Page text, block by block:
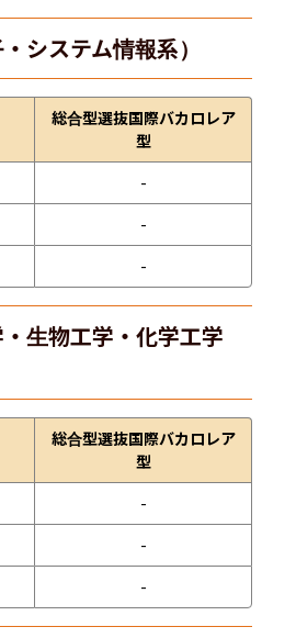
システム情報系）
総合型選抜国際バカロレア
型
-
-
-
生物工学・化学工学
総合型選抜国際バカロレア
型
-
-
-